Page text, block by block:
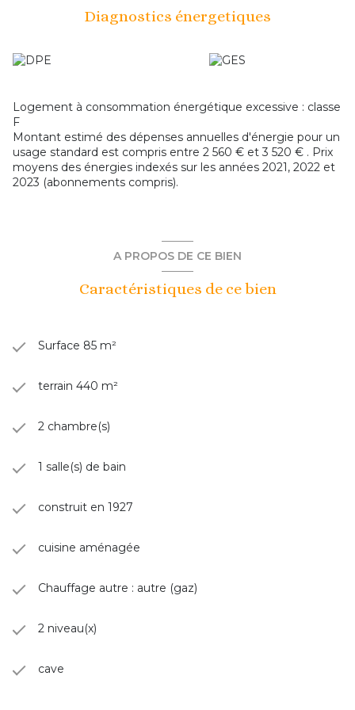
entièrement clos - La maison dispose d'une cave Le gros
uvre et la toiture sont en bon état !! Je suis à votre
11, vous pouvez retrouver l'ensemble de nos biens sur notre
par l'agence B'n Home qui vous accompagne sur les
secteurs allant d'ARRAS à PERONNE et d'ALBERT à
CAMBRAI soit les secteurs de Achiet le grand, Bucquoy,
Miraumont, Marquion, Bourlon, Fontaine notre dame,
Bapaume, Croisilles, Hermies, Quéant, Ecourt-saint-
Quentin, Gouzeaucourt, Epehy, Moislains, Roisel ...
Diagnostics énergetiques
Logement à consommation énergétique excessive : classe
F
Montant estimé des dépenses annuelles d'énergie pour un
usage standard est compris entre 2 560 € et 3 520 € . Prix
moyens des énergies indexés sur les années 2021, 2022 et
2023 (abonnements compris).
A PROPOS DE CE BIEN
Caractéristiques de ce bien
Surface 85 m²
terrain 440 m²
2 chambre(s)
1 salle(s) de bain
construit en 1927
cuisine aménagée
Chauffage autre : autre (gaz)
2 niveau(x)
cave